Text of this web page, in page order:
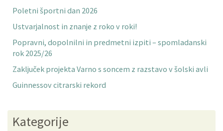
Poletni športni dan 2026
Ustvarjalnost in znanje z roko v roki!
Popravni, dopolnilni in predmetni izpiti – spomladanski
rok 2025/26
Zaključek projekta Varno s soncem z razstavo v šolski avli
Guinnessov citrarski rekord
Kategorije